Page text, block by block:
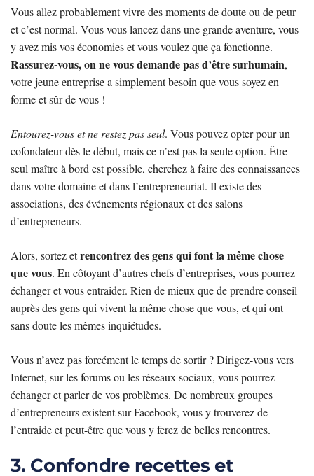
Vous allez probablement vivre des moments de doute ou de peur
et c’est normal. Vous vous lancez dans une grande aventure, vous
y avez mis vos économies et vous voulez que ça fonctionne.
Rassurez-vous, on ne vous demande pas d’être surhumain,
votre jeune entreprise a simplement besoin que vous soyez en
forme et sûr de vous !
Entourez-vous et ne restez pas seul. Vous pouvez opter pour un
cofondateur dès le début, mais ce n’est pas la seule option. Être
seul maître à bord est possible, cherchez à faire des connaissances
dans votre domaine et dans l’entrepreneuriat. Il existe des
associations, des événements régionaux et des salons
d’entrepreneurs.
Alors, sortez etrencontrez des gens qui font la même chose
que vous. En côtoyant d’autres chefs d’entreprises, vous pourrez
échanger et vous entraider. Rien de mieux que de prendre conseil
auprès des gens qui vivent la même chose que vous, et qui ont
sans doute les mêmes inquiétudes.
Vous n’avez pas forcément le temps de sortir ? Dirigez-vous vers
Internet, sur les forums ou les réseaux sociaux, vous pourrez
échanger et parler de vos problèmes. De nombreux groupes
d’entrepreneurs existent sur Facebook, vous y trouverez de
l’entraide et peut-être que vous y ferez de belles rencontres.
3. Confondre recettes et